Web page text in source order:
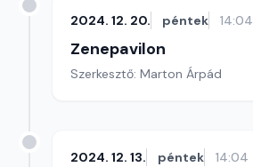
2024. 12. 20. péntek 14:04
Zenepavilon
Szerkesztő: Marton Árpád
2024. 12. 13. péntek 14:04